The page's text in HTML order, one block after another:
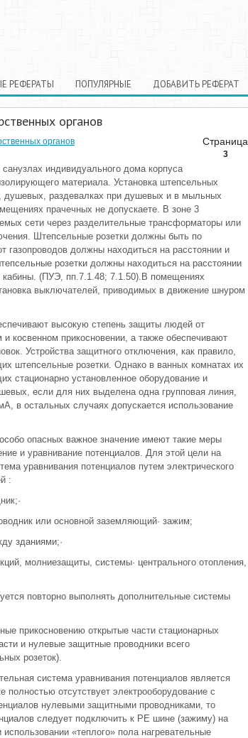
РЕФЕРАТЫ ПОПУЛЯРНЫЕ ДОБАВИТЬ РЕФЕРАТ
органов
Страница
3
органов
индивидуального дома корпуса
материала. Установка штепсельных
душевых, раздевалках при душевых и в мыльных
прачечных не допускаете. В зоне 3
сети через разделительные трансформаторы или
Штепсельные розетки должны быть по
газопроводов должны находиться на расстоянии и
розетки должны находиться на расстоянии
(ПУЭ, пп.7.1.48; 7.1.50).В помещениях
выключателей, приводимых в движение шнуром
высокую степень защиты людей от
косвенном прикосновении, а также обеспечивают
Устройства защитного отключения, как правило,
штепсельные розетки. Однако в ванных комнатах их
стационарно установленное оборудование и
если для них выделена одна групповая линия,
в остальных случаях допускается использование
опасных важное значение имеют такие меры
и уравнивание потенциалов. Для этой цели на
уравнивания потенциалов путем электрического
:
или основной заземляющий· зажим;
зданиями;·
молниезащиты, системы· центрального отопления,
повторно выполнять дополнительные системы
прикосновению открытые части стационарных
и нулевые защитные проводники всего
розеток).
система уравнивания потенциалов является
отсутствует электрооборудование с
нулевыми защитными проводниками, то
следует подключить к РЕ шине (зажиму) на
«теплого» пола нагревательные